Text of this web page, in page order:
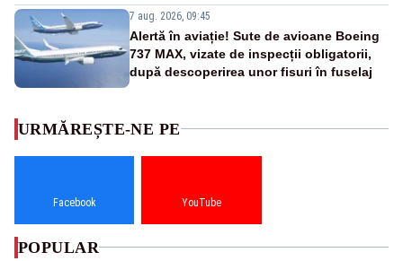
7 aug. 2026, 09:45
Alertă în aviație! Sute de avioane Boeing
737 MAX, vizate de inspecții obligatorii,
după descoperirea unor fisuri în fuselaj
URMĂREȘTE-NE PE
Facebook YouTube
POPULAR